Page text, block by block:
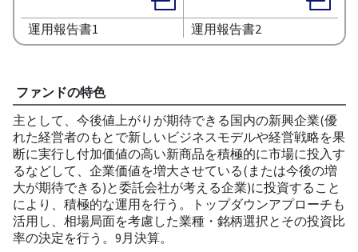
運用報告書1 運用報告書2
ファンドの特色
主として、今後値上がりが期待できる国内の新興企業(優
れた経営者のもとで新しいビジネスモデルや経営戦略を果
断に実行し付加価値の高い新商品を積極的に市場に投入す
るなどして、企業価値を増大させている(または今後の増
大が期待できる)と委託会社が考える企業)に投資すること
により、積極的な運用を行う。トップダウンアプローチも
活用し、相場局面を考慮した業種・銘柄選択とその投資比
率の決定を行う。9月決算。